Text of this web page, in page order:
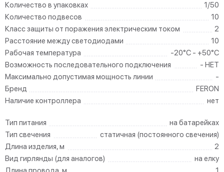
Количество в упаковках
1/50
Количество подвесов
10
Класс защиты от поражения электрическим током
2
Расстояние между светодиодами
10
Рабочая температура
-20°C - +50°C
Возможность последовательного подключения
- НЕТ
Максимально допустимая мощность линии
-
Бренд
FERON
Наличие контроллера
нет
Тип питания
на батарейках
Тип свечения
статичная (постоянного свечения)
Длина изделия, м
2
Вид гирлянды (для аналогов)
на елку